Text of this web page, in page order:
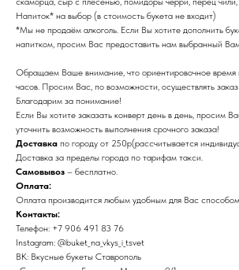
Напиток* на выбор (в стоимость букета не входит)
*Мы не продаём алкоголь. Если Вы хотите дополнить
напитком, просим Вас предоставить нам выбранный
Обращаем Ваше внимание, что ориентировочное время
часов. Просим Вас, по возможности, осуществлять
Благодарим за понимание!
Если Вы хотите заказать конверт день в день, просим
уточнить возможность выполнения срочного заказа!
Доставка по городу от 250р(рассчитывается
Доставка за пределы города по тарифам такси.
Самовывоз – бесплатно.
Оплата:
Оплата производится любым удобным для Вас
Контакты:
Телефон: +7 906 491 83 76
Instagram: @buket_na_vkys_i_tsvet
ВК: Вкусные букеты Ставрополь